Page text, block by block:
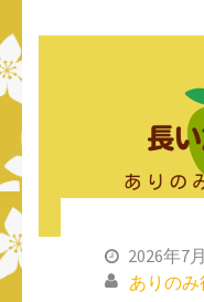
2026年7
ありの